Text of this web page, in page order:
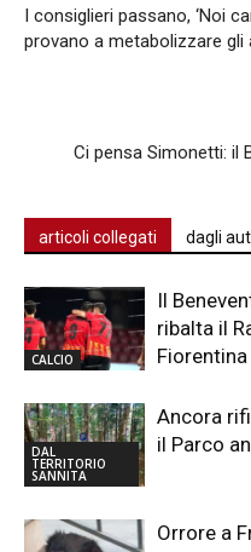
I consiglieri passano, ‘Noi
provano a metabolizzare gli
Ci pensa Simonetti: il
articoli collegati dagli
CALCIO
Il
ribalta il
Fiorentina
DAL
TERRITORIO
SANNITA
Ancora
il Parco
Orrore a